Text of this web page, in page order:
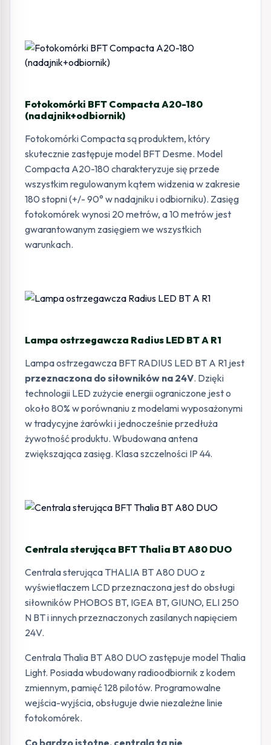
Fotokomórki BFT Compacta A20-180
(nadajnik+odbiornik)
Fotokomórki Compacta są produktem, który
skutecznie zastępuje model BFT Desme. Model
Compacta A20-180 charakteryzuje się przede
wszystkim regulowanym kątem widzenia w zakresie
180 stopni (+/- 90° w nadajniku i odbiorniku). Zasięg
fotokomórek wynosi 20 metrów, a 10 metrów jest
gwarantowanym zasięgiem we wszystkich
warunkach.
Lampa ostrzegawcza Radius LED BT A R1
Lampa ostrzegawcza BFT RADIUS LED BT A R1 jest
przeznaczona do siłowników na 24V. Dzięki
technologii LED zużycie energii ograniczone jest o
około 80% w porównaniu z modelami wyposażonymi
w tradycyjne żarówki i jednocześnie przedłuża
żywotność produktu. Wbudowana antena
zwiększająca zasięg. Klasa szczelności IP 44.
Centrala sterująca BFT Thalia BT A80 DUO
Centrala sterująca THALIA BT A80 DUO z
wyświetlaczem LCD przeznaczona jest do obsługi
siłowników PHOBOS BT, IGEA BT, GIUNO, ELI 250
N BT i innych przeznaczonych zasilanych napięciem
24V.
Centrala Thalia BT A80 DUO zastępuje model Thalia
Light. Posiada wbudowany radioodbiornik z kodem
zmiennym, pamięć 128 pilotów. Programowalne
wejścia-wyjścia, obsługuje dwie niezależne linie
fotokomórek.